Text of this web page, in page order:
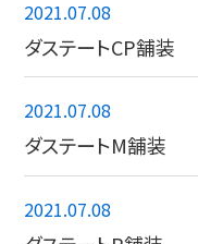
2021.07.08
ダステートCP舗装
2021.07.08
ダステートM舗装
2021.07.08